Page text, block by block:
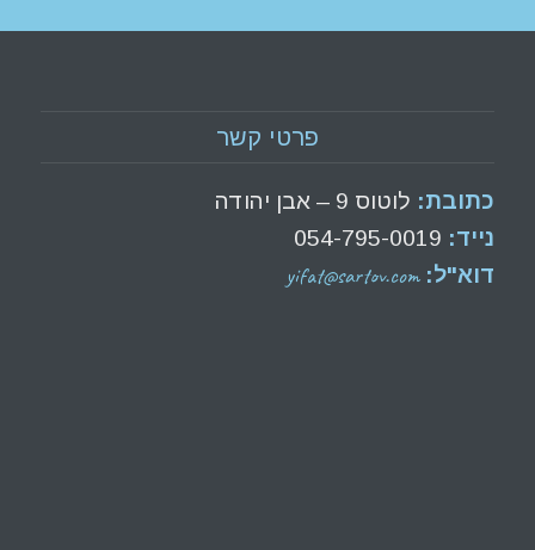
פרטי קשר
כתובת: לוטוס 9 – אבן יהודה
נייד: 054-795-0019
דוא"ל:yifat@sartov.com